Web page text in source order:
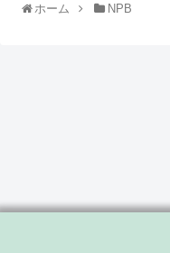
ホーム NPB